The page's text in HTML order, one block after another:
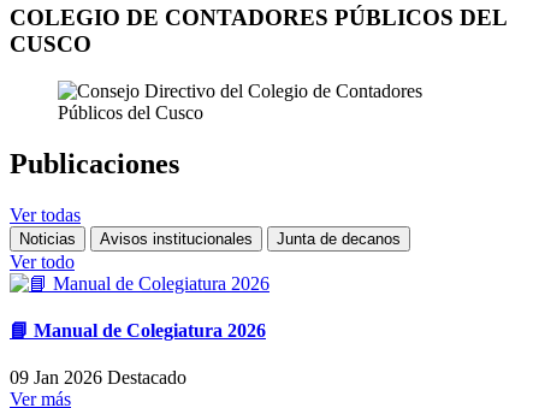
COLEGIO DE CONTADORES PÚBLICOS DEL
CUSCO
Publicaciones
Ver todas
Noticias Avisos institucionales Junta de decanos
Ver todo
📘 Manual de Colegiatura 2026
09 Jan 2026 Destacado
Ver más